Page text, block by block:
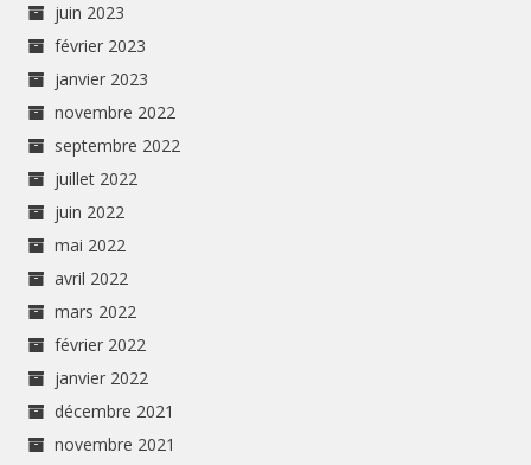
juin 2023
février 2023
janvier 2023
novembre 2022
septembre 2022
juillet 2022
juin 2022
mai 2022
avril 2022
mars 2022
février 2022
janvier 2022
décembre 2021
novembre 2021